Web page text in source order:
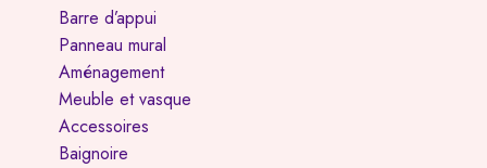
Barre d’appui
Panneau mural
Aménagement
Meuble et vasque
Accessoires
Baignoire